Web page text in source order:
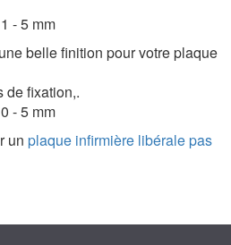
- 5 mm
belle finition pour votre plaque
de fixation,.
- 5 mm
un plaque infirmière libérale pas